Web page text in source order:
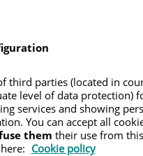
un error de refracción
ocasiones, no necesita
se trata de una
third parties (located in
level of data protection)
services and showing
You can accept all
them their use from this
Cookie policy